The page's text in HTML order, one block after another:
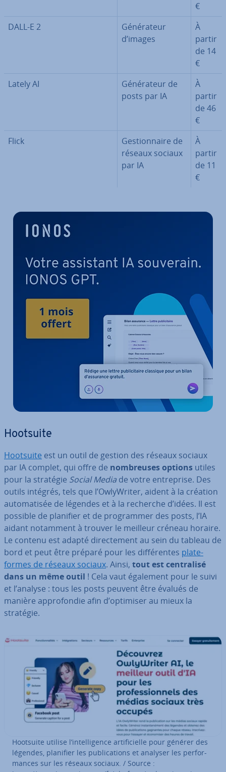
€
DALL-E 2
Gé­né­ra­teur
d’images
À
partir
de 14
€
Lately AI
Gé­né­ra­teur de
posts par IA
À
partir
de 46
€
Flick
Ges­tion­naire de
réseaux sociaux
par IA
À
partir
de 11
€
Hootsuite
Hootsuite est un outil de gestion des réseaux sociaux
par IA complet, qui offre de nom­breuses options utiles
pour la stratégie Social Media de votre en­tre­prise. Des
outils intégrés, tels que l’Ow­ly­Wri­ter, aident à la création
au­to­ma­ti­sée de légendes et à la recherche d’idées. Il est
possible de planifier et de pro­gram­mer des posts, l’IA
aidant notamment à trouver le meilleur créneau horaire.
Le contenu est adapté di­rec­te­ment au sein du tableau de
bord et peut être préparé pour les dif­fé­rentes pla­te­
formes de réseaux sociaux. Ainsi, tout est cen­tra­lisé
dans un même outil ! Cela vaut également pour le suivi
et l’analyse : tous les posts peuvent être évalués de
manière ap­pro­fon­die afin d’optimiser au mieux la
stratégie.
Hootsuite utilise l’in­tel­li­gence ar­ti­fi­cielle pour générer des
légendes, planifier les pu­bli­ca­tions et analyser les per­for­
mances sur les réseaux sociaux. / Source :